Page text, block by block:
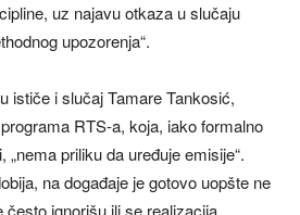
uz najavu otkaza u slučaju
upozorenja“.
ističe i slučaj Tamare Tankosić,
RTS-a, koja, iako formalno
priliku da uređuje emisije“.
na događaje je gotovo uopšte ne
često ignorišu ili se realizacija